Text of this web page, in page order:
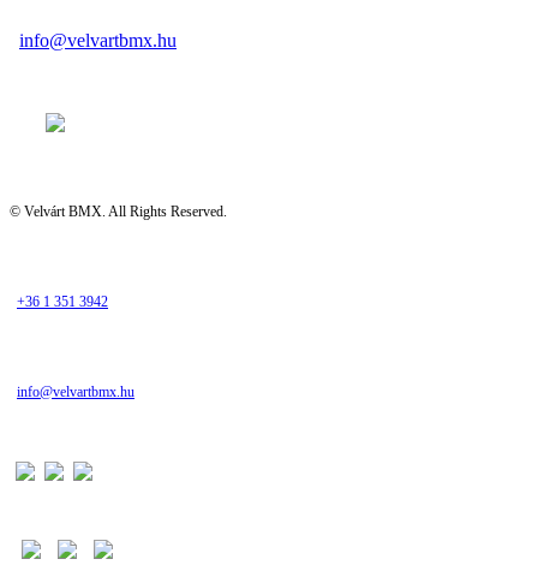
info@velvartbmx.hu
© Velvárt BMX. All Rights Reserved.
+36 1 351 3942
info@velvartbmx.hu